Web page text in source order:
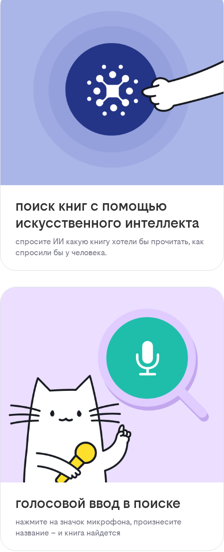
поиск книг с помощью
искусственного интеллекта
спросите ИИ какую книгу хотели бы прочитать, как
спросили бы у человека.
голосовой ввод в поиске
нажмите на значок микрофона, произнесите
название – и книга найдется